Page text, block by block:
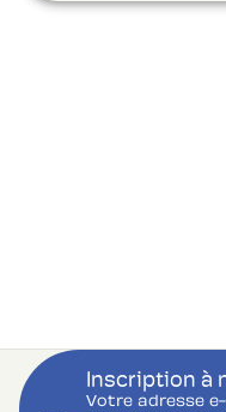
Inscription à
Votre adresse